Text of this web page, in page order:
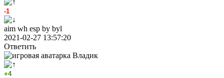
-1
aim wh esp by byl
2021-02-27 13:57:20
Ответить
Владик
+4